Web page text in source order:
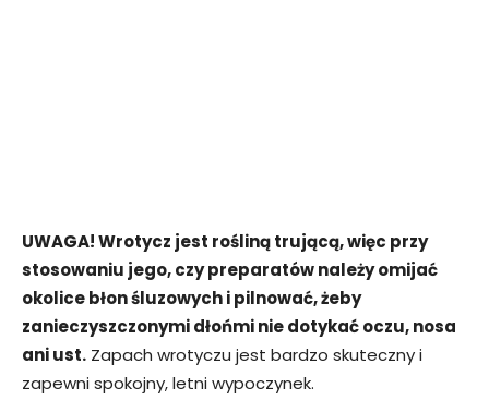
UWAGA! Wrotycz jest rośliną trującą, więc przy
stosowaniu jego, czy preparatów należy omijać
okolice błon śluzowych i pilnować, żeby
zanieczyszczonymi dłońmi nie dotykać oczu, nosa
ani ust. Zapach wrotyczu jest bardzo skuteczny i
zapewni spokojny, letni wypoczynek.